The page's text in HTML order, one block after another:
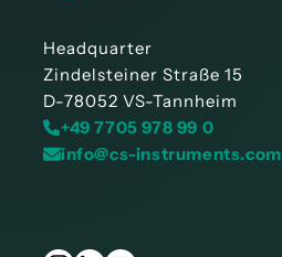
Headquarter
Zindelsteiner Straße 15
D-78052 VS-Tannheim
+49 7705 978 99 0
info@cs-instruments.com